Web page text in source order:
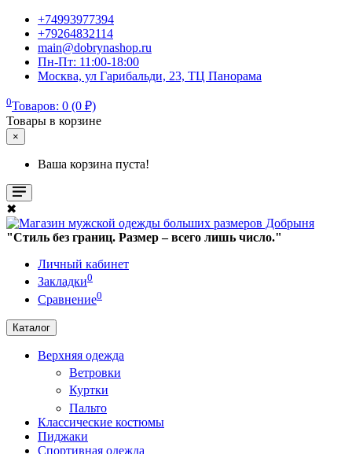
+74993977394
+79264832114
main@dobrynashop.ru
Пн-Пт: 11:00-18:00
Москва, ул Гарибальди, 23, ТЦ Панорама
0Товаров: 0 (0 ₽)
Товары в корзине
×
Ваша корзина пуста!
✖
"Стиль без границ. Размер – всего лишь число."
Личный кабинет
Закладки0
Сравнение0
Каталог
Верхняя одежда
Ветровки
Куртки
Пальто
Классические костюмы
Пиджаки
Спортивная одежда